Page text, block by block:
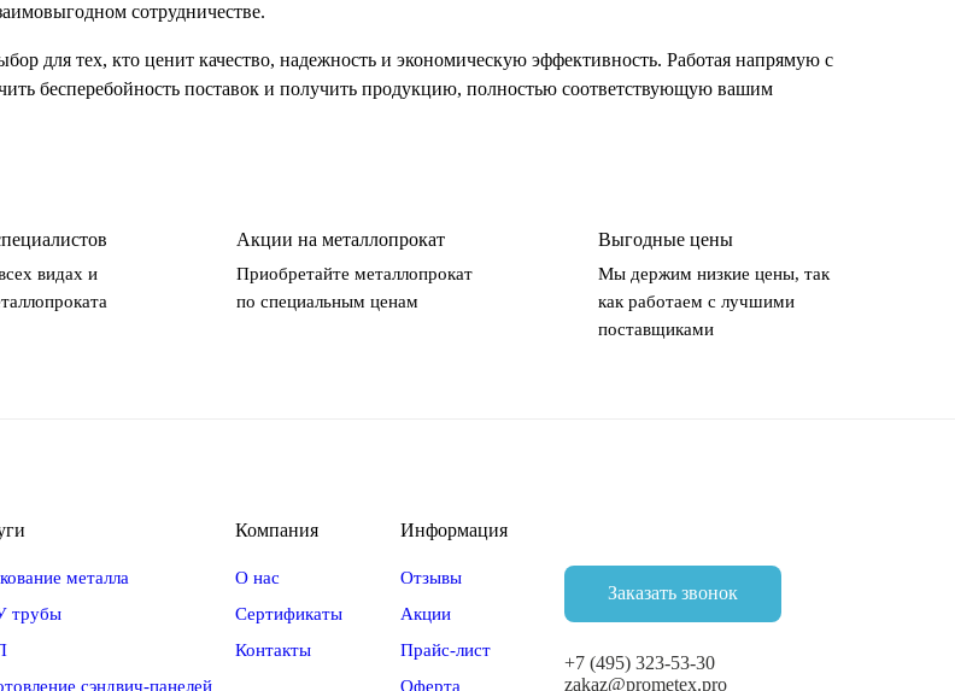
сотрудничестве.
для тех, кто ценит качество, надежность и экономическую эффективность. Работая напрямую с
бесперебойность поставок и получить продукцию, полностью соответствующую вашим
видах и
Акции на металлопрокат
Приобретайте металлопрокат
по специальным ценам
Выгодные цены
Мы держим низкие цены, так
как работаем с лучшими
поставщиками
металла
трубы
сэндвич-панелей
Компания
О нас
Сертификаты
Контакты
Информация
Отзывы
Акции
Прайс-лист
Оферта
Заказать звонок
+7 (495) 323-53-30
zakaz@prometex.pro